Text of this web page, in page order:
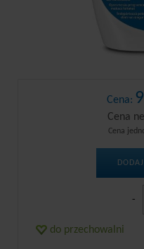
Cena:
Cena
Cena
-
do przechowalni